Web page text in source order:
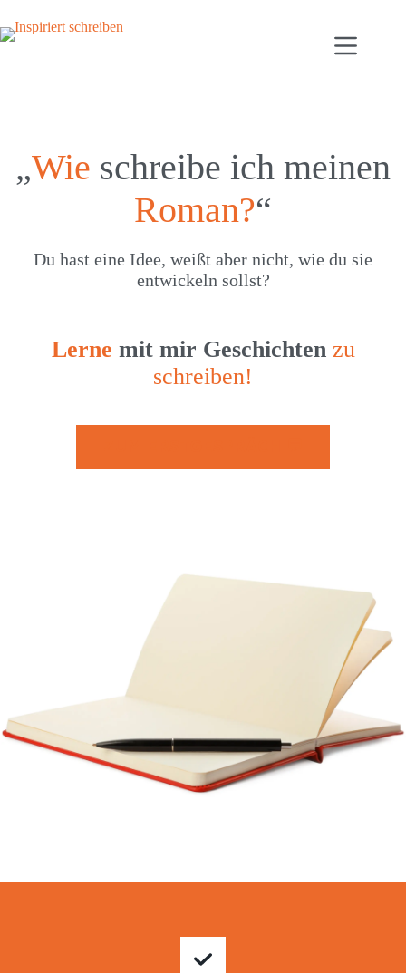
Inhalt
springen
„Wie schreibe ich meinen
Roman?“
Du hast eine Idee, weißt aber nicht, wie du sie
entwickeln sollst?
Lerne mit mir Geschichten zu
schreiben!